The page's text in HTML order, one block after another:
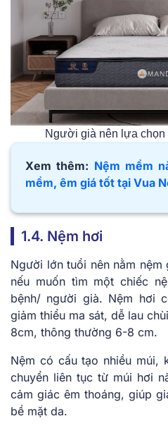
Người già nên lựa chọn
Xem thêm: Nệm mềm
mềm, êm giá tốt tại Vua
1.4. Nệm hơi
Người lớn tuổi nên nằm nệm
nếu muốn tìm một chiếc
bệnh/ người già. Nệm hơi
giảm thiểu ma sát, dễ lau
8cm, thông thường 6-8 cm.
Nệm có cấu tạo nhiều múi,
chuyển liên tục từ múi hơi
cảm giác êm thoáng, giúp
bề mặt da.